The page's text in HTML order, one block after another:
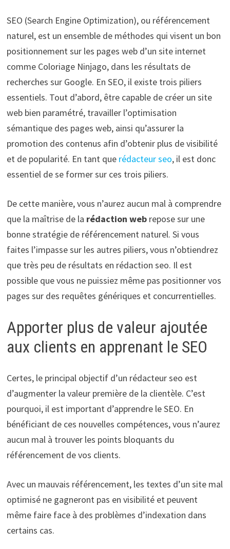
SEO (Search Engine Optimization), ou référencement
naturel, est un ensemble de méthodes qui visent un bon
positionnement sur les pages web d’un site internet
comme Coloriage Ninjago, dans les résultats de
recherches sur Google. En SEO, il existe trois piliers
essentiels. Tout d’abord, être capable de créer un site
web bien paramétré, travailler l’optimisation
sémantique des pages web, ainsi qu’assurer la
promotion des contenus afin d’obtenir plus de visibilité
et de popularité. En tant que rédacteur seo, il est donc
essentiel de se former sur ces trois piliers.
De cette manière, vous n’aurez aucun mal à comprendre
que la maîtrise de la rédaction webrepose sur une
bonne stratégie de référencement naturel. Si vous
faites l’impasse sur les autres piliers, vous n’obtiendrez
que très peu de résultats en rédaction seo. Il est
possible que vous ne puissiez même pas positionner vos
pages sur des requêtes génériques et concurrentielles.
Apporter plus de valeur ajoutée
aux clients en apprenant le SEO
Certes, le principal objectif d’un rédacteur seo est
d’augmenter la valeur première de la clientèle. C’est
pourquoi, il est important d’apprendre le SEO. En
bénéficiant de ces nouvelles compétences, vous n’aurez
aucun mal à trouver les points bloquants du
référencement de vos clients.
Avec un mauvais référencement, les textes d’un site mal
optimisé ne gagneront pas en visibilité et peuvent
même faire face à des problèmes d’indexation dans
certains cas.